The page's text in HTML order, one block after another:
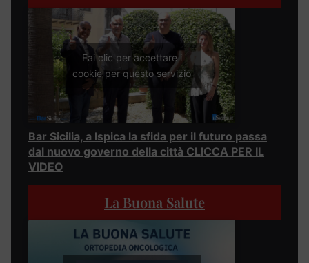
Fai clic per accettare i
cookie per questo servizio
Bar Sicilia, a Ispica la sfida per il futuro passa
dal nuovo governo della città CLICCA PER IL
VIDEO
La Buona Salute